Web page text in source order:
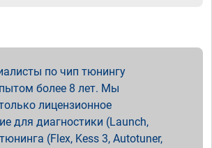
по чип тюнингу
более 8 лет. Мы
лицензионное
для диагностики (Launch,
(Flex, Kess 3, Autotuner,